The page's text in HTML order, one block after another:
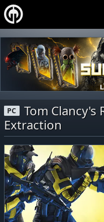
PC
Tom Clancy's
Extraction